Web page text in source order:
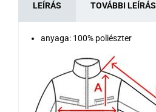
LEÍRÁS TOVÁBBI LEÍRÁS
anyaga: 100% poliészter